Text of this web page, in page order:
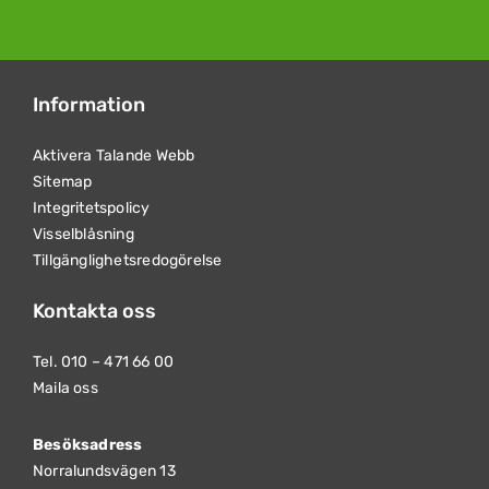
Information
Aktivera Talande Webb
Sitemap
Integritetspolicy
Visselblåsning
Tillgänglighetsredogörelse
Kontakta oss
Tel. 010 – 471 66 00
Maila oss
Besöksadress
Norralundsvägen 13